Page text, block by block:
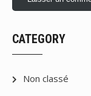
CATEGORY
Non classé